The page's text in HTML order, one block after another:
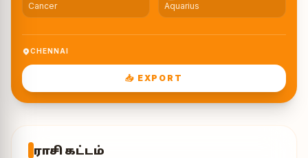
Cancer Aquarius
CHENNAI
📥 EXPORT
ராசி கட்டம்